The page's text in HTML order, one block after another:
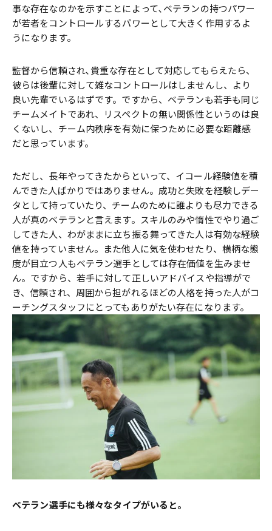
事な存在なのかを示すことによって､ベテランの持つパワー
が若者をコントロールするパワーとして大きく作用するよ
うになります。
監督から信頼され､貴重な存在として対応してもらえたら、
彼らは後輩に対して雑なコントロールはしませんし、より
良い先輩でいるはずです。ですから、ベテランも若手も同じ
チームメイトであれ、リスペクトの無い関係性というのは良
くないし、チーム内秩序を有効に保つために必要な距離感
だと思っています。
ただし、長年やってきたからといって、イコール経験値を積
んできた人ばかりではありません。成功と失敗を経験しデー
タとして持っていたり、チームのために誰よりも尽力できる
人が真のベテランと言えます。スキルのみや惰性でやり過ご
してきた人、わがままに立ち振る舞ってきた人は有効な経験
値を持っていません。また他人に気を使わせたり、横柄な態
度が目立つ人もベテラン選手としては存在価値を生みませ
ん。ですから、若手に対して正しいアドバイスや指導がで
き、信頼され、周囲から担がれるほどの人格を持った人がコ
ーチングスタッフにとってもありがたい存在になります。
――ベテラン選手にも様々なタイプがいると。